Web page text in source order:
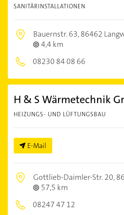
SANITÄRINSTALLATIONEN
Bauernstr. 63,86462
4,4 km
08230 84 08 66
H & S Wärmetechnik
HEIZUNGS- UND LÜFTUNGSBAU
E-Mail
Gottlieb-Daimler-Str. 20,
57,5 km
08247 47 12